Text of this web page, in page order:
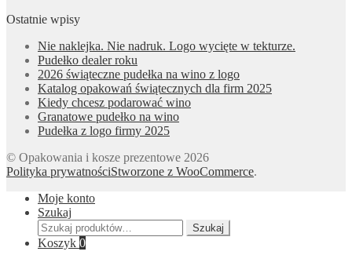
Ostatnie wpisy
Nie naklejka. Nie nadruk. Logo wycięte w tekturze.
Pudełko dealer roku
2026 świąteczne pudełka na wino z logo
Katalog opakowań świątecznych dla firm 2025
Kiedy chcesz podarować wino
Granatowe pudełko na wino
Pudełka z logo firmy 2025
© Opakowania i kosze prezentowe 2026
Polityka prywatnościStworzone z WooCommerce.
Moje konto
Szukaj
Szukaj:
Szukaj
Koszyk 0